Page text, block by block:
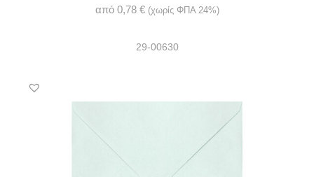
από 0,78 € (χωρίς ΦΠΑ 24%)
29-00630